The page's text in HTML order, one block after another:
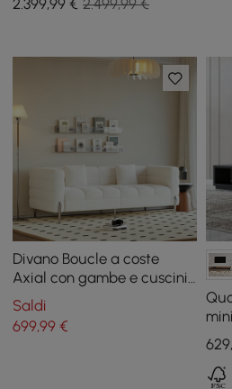
Divano Boucle a coste
Axial con gambe e cuscini
argentati, 200 cm
Saldi
699,99 €
cm
629